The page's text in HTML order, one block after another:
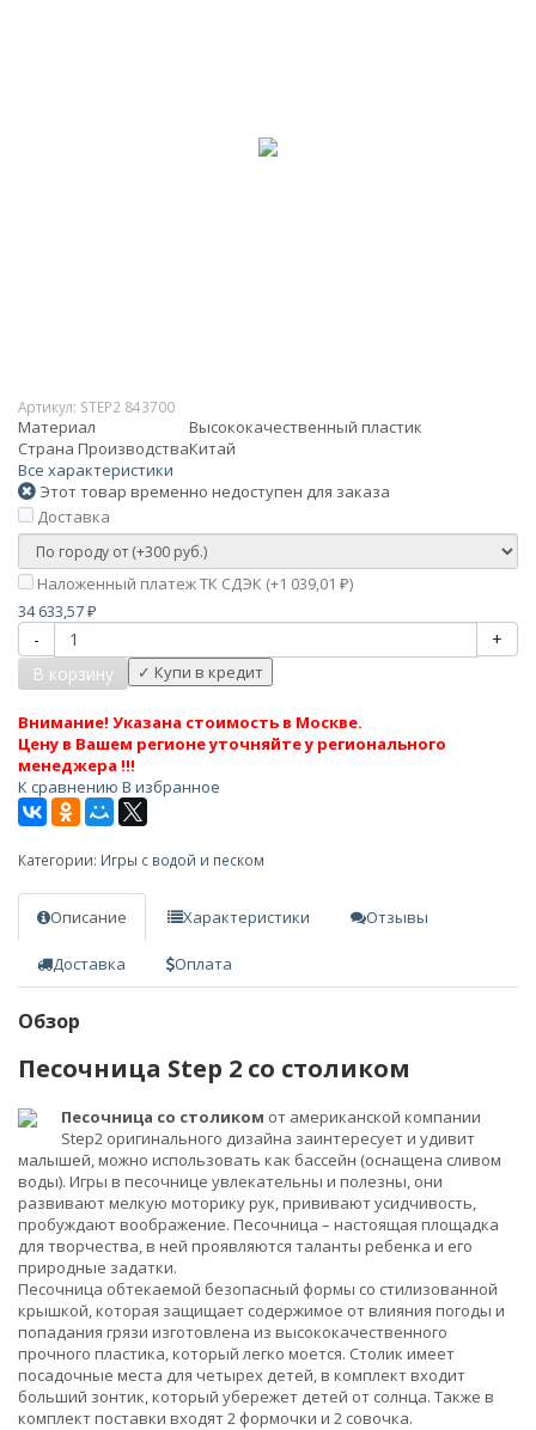
Артикул: STEP2 843700
Материал
Высококачественный пластик
Страна ПроизводстваКитай
Все характеристики
Этот товар временно недоступен для заказа
Доставка
Наложенный платеж ТК СДЭК (+1 039,01 ₽)
34 633,57 ₽
-
+
В корзину
Внимание! Указана стоимость в Москве.
Цену в Вашем регионе уточняйте у регионального
менеджера !!!
К сравнению В избранное
Категории: Игры с водой и песком
Описание Характеристики Отзывы
Доставка Оплата
Обзор
Песочница Step 2 со столиком
Песочница со столиком от американской компании
Step2 оригинального дизайна заинтересует и удивит
малышей, можно использовать как бассейн (оснащена сливом
воды). Игры в песочнице увлекательны и полезны, они
развивают мелкую моторику рук, прививают усидчивость,
пробуждают воображение. Песочница – настоящая площадка
для творчества, в ней проявляются таланты ребенка и его
природные задатки.
Песочница обтекаемой безопасный формы со стилизованной
крышкой, которая защищает содержимое от влияния погоды и
попадания грязи изготовлена из высококачественного
прочного пластика, который легко моется. Столик имеет
посадочные места для четырех детей, в комплект входит
больший зонтик, который убережет детей от солнца. Также в
комплект поставки входят 2 формочки и 2 совочка.